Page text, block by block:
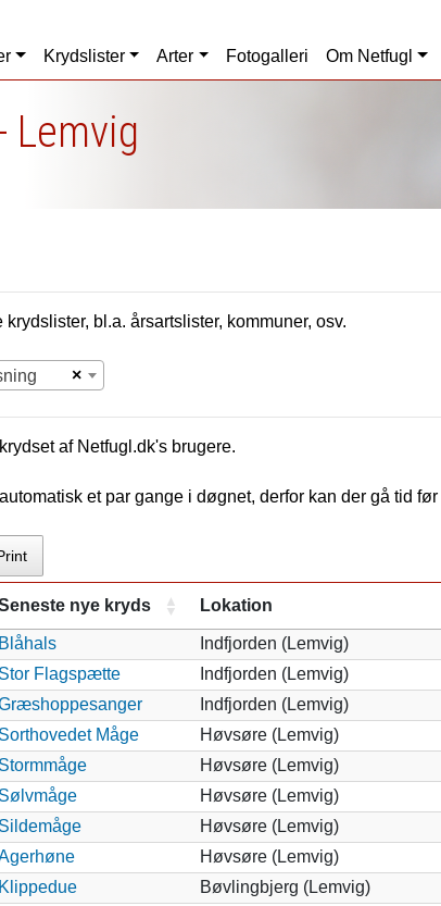
Krydslister Arter Fotogalleri Om Netfugl
Lemvig
bl.a. årsartslister, kommuner, osv.
×
af Netfugl.dk's brugere.
et par gange i døgnet, derfor kan der gå tid
nye kryds Lokation
Blåhals Indfjorden (Lemvig)
Stor Flagspætte Indfjorden (Lemvig)
Indfjorden (Lemvig)
Sorthovedet Måge Høvsøre (Lemvig)
Stormmåge Høvsøre (Lemvig)
Sølvmåge Høvsøre (Lemvig)
Sildemåge Høvsøre (Lemvig)
Høvsøre (Lemvig)
Klippedue Bøvlingbjerg (Lemvig)